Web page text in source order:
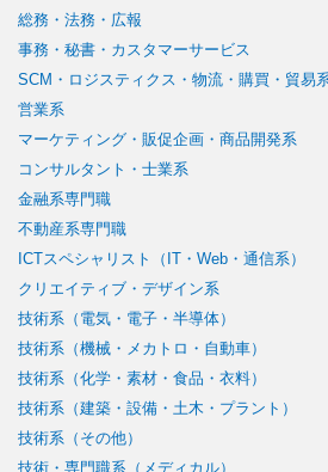
総務・法務・広報
事務・秘書・カスタマーサービス
SCM・ロジスティクス・物流・購買・貿易
営業系
マーケティング・販促企画・商品開発系
コンサルタント・士業系
金融系専門職
不動産系専門職
ICTスペシャリスト（IT・Web・通信系）
クリエイティブ・デザイン系
技術系（電気・電子・半導体）
技術系（機械・メカトロ・自動車）
技術系（化学・素材・食品・衣料）
技術系（建築・設備・土木・プラント）
技術系（その他）
技術・専門職系（メディカル）